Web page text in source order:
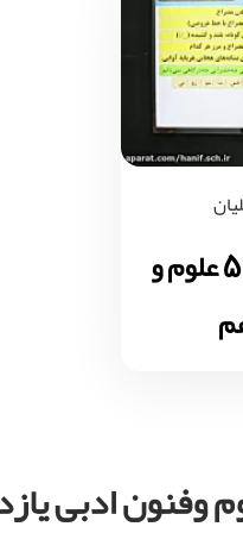
ویدیو مرور درس 5 علوم و
وفنون ادبی